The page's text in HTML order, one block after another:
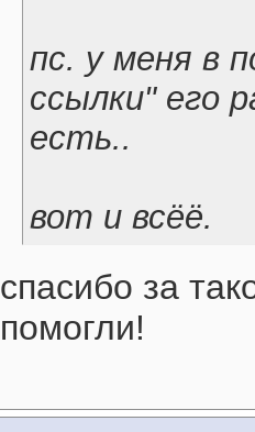
пс. у меня в
ссылки" его
есть..
вот и всёё.
спасибо за
помогли!